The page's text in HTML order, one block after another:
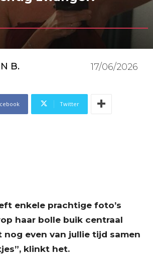
B. 17/06/2026
Twitter
enkele prachtige foto’s
haar bolle buik centraal
nog even van jullie tijd samen
klinkt het.